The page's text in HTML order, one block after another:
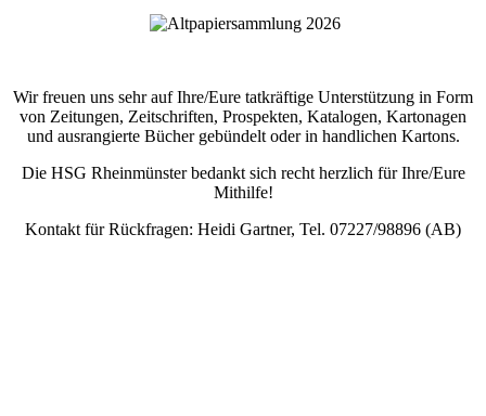
Wir freuen uns sehr auf Ihre/Eure tatkräftige Unterstützung in Form
von Zeitungen, Zeitschriften, Prospekten, Katalogen, Kartonagen
und ausrangierte Bücher gebündelt oder in handlichen Kartons.
Die HSG Rheinmünster bedankt sich recht herzlich für Ihre/Eure
Mithilfe!
Kontakt für Rückfragen: Heidi Gartner, Tel. 07227/98896 (AB)